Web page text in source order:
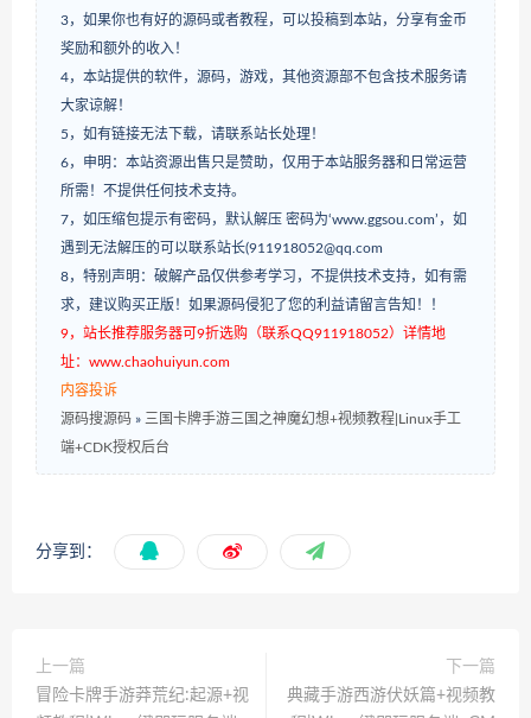
3，如果你也有好的源码或者教程，可以投稿到本站，分享有金币
奖励和额外的收入！
4，本站提供的软件，源码，游戏，其他资源部不包含技术服务请
大家谅解！
5，如有链接无法下载，请联系站长处理！
6，申明：本站资源出售只是赞助，仅用于本站服务器和日常运营
所需！不提供任何技术支持。
7，如压缩包提示有密码，默认解压 密码为‘www.ggsou.com’，如
遇到无法解压的可以联系站长(911918052@qq.com
8，特别声明：破解产品仅供参考学习，不提供技术支持，如有需
求，建议购买正版！如果源码侵犯了您的利益请留言告知！！
9，站长推荐服务器可9折选购（联系QQ911918052）详情地
址：www.chaohuiyun.com
内容投诉
源码搜源码 » 三国卡牌手游三国之神魔幻想+视频教程|Linux手工
端+CDK授权后台
分享到：
上一篇
冒险卡牌手游莽荒纪:起源+视
下一篇
典藏手游西游伏妖篇+视频教